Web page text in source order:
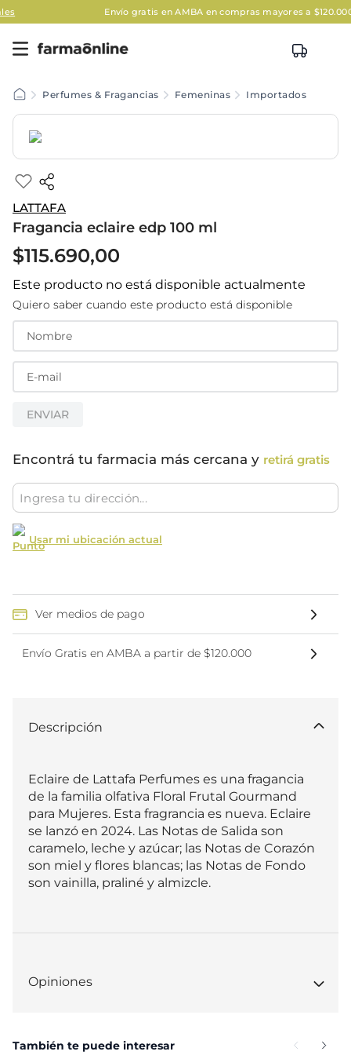
Envío gratis en AMBA en compras mayores a $120.000
Perfumes & Fragancias Femeninas Importados
LATTAFA
Fragancia eclaire edp 100 ml
$115.690,00
Este producto no está disponible actualmente
Quiero saber cuando este producto está disponible
ENVIAR
Encontrá tu farmacia más cercana y retirá gratis
Usar mi ubicación actual
Ver medios de pago
Envío Gratis en AMBA a partir de $120.000
Descripción
Eclaire de Lattafa Perfumes es una fragancia
de la familia olfativa Floral Frutal Gourmand
para Mujeres. Esta fragrancia es nueva. Eclaire
se lanzó en 2024. Las Notas de Salida son
caramelo, leche y azúcar; las Notas de Corazón
son miel y flores blancas; las Notas de Fondo
son vainilla, praliné y almizcle.
Opiniones
También te puede interesar